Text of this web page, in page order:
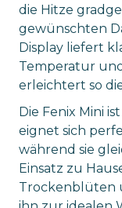
die Hitze
gewünschten
Display liefert
Temperatur
erleichtert so
Die Fenix Mini
eignet sich
während sie
Einsatz zu
Trockenblüten